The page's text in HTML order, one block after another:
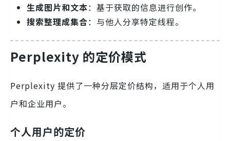
生成图片和文本：基于获取的信息进行创作。
搜索整理成集合：与他人分享特定线程。
Perplexity 的定价模式
Perplexity 提供了一种分层定价结构，适用于个人用
户和企业用户。
个人用户的定价